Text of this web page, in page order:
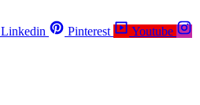
Linkedin Pinterest
Youtube